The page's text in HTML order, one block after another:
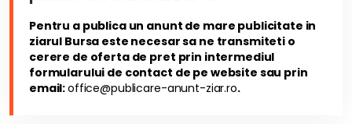
Pentru a publica un anunt de mare publicitate in
ziarul Bursa este necesar sa ne transmiteti o
cerere de oferta de pret prin intermediul
formularului de contact de pe website sau prin
email:office@publicare-anunt-ziar.ro.